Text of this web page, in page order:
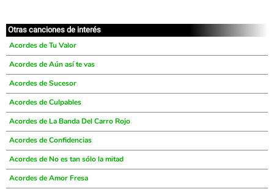
Otras canciones de interés
Acordes de Tu Valor
Acordes de Aún así te vas
Acordes de Sucesor
Acordes de Culpables
Acordes de La Banda Del Carro Rojo
Acordes de Confidencias
Acordes de No es tan sólo la mitad
Acordes de Amor Fresa